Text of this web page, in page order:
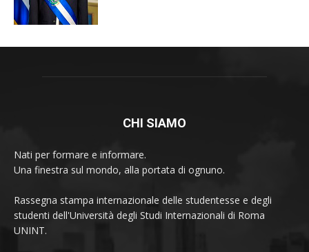
CHI SIAMO
Nati per formare e informare.
Una finestra sul mondo, alla portata di ognuno.
Rassegna stampa internazionale delle studentesse e degli
studenti dell'Università degli Studi Internazionali di Roma
UNINT.